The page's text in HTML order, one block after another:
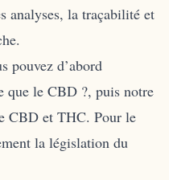
analyses, la traçabilité et
pouvez d’abord
que le CBD ?, puis notre
CBD et THC. Pour le
la législation du